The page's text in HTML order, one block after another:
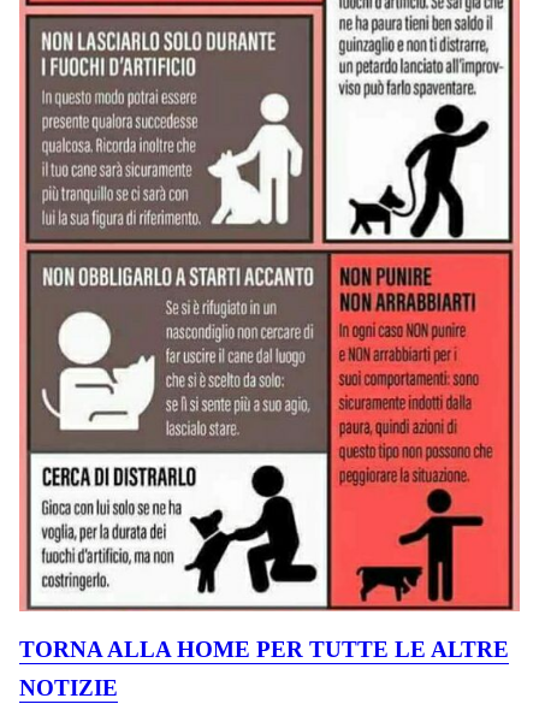
TORNA ALLA HOME PER TUTTE LE ALTRE
NOTIZIE